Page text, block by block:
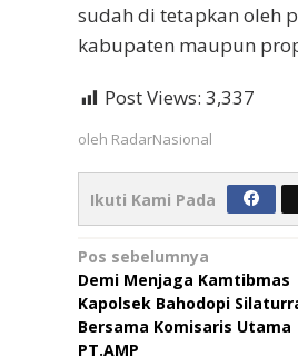
sudah di tetapkan oleh
kabupaten maupun
Post Views: 3,337
oleh RadarNasional
Ikuti Kami Pada
Navigasi
pos
Pos sebelumnya
Demi Menjaga Kamtibmas
Kapolsek Bahodopi
Bersama Komisaris Utama
PT.AMP